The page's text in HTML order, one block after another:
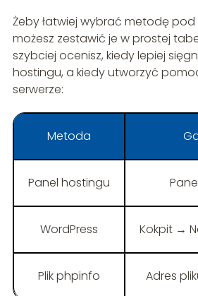
Żeby łatwiej wybrać metodę
możesz zestawić je w prostej
szybciej ocenisz, kiedy lepiej
hostingu, a kiedy utworzyć
serwerze:
Metoda
Panel hostingu
WordPress Kokpit →
Plik phpinfo Adres